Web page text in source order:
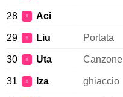
28 ♀ Aci
29 ♀ Liu Portata
30 ♀ Uta Canzone
31 ♀ Iza ghiaccio